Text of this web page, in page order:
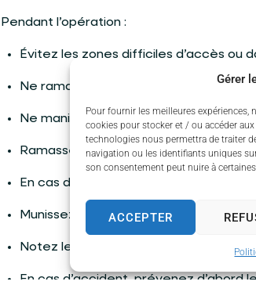
Gérer
Pour fournir les meilleures
cookies pour stocker et / ou accéder
technologies nous permettra de traiter
navigation ou les identifiants uniques
son consentement peut nuire à
ACCEPTER
Pendant l’opération :
Évitez les zones difficiles d’accès ou
Ne ramassez pas seul un déchet trop
Ne manipulez pas un déchet dont la
Ramassez avec précaution les
En cas de doute sur un déchet,
Munissez-vous de votre téléphone
Notez le numéro de l’organisateur et
En cas d’accident, prévenez d’abord